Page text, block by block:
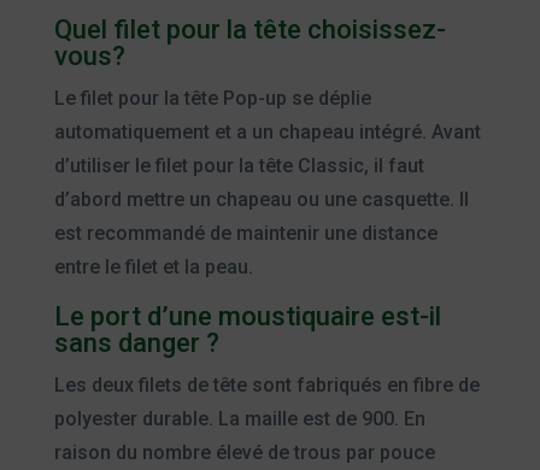
Quel filet pour la tête choisissez-
vous?
Le filet pour la tête Pop-up se déplie
automatiquement et a un chapeau intégré. Avant
d’utiliser le filet pour la tête Classic, il faut
d’abord mettre un chapeau ou une casquette. Il
est recommandé de maintenir une distance
entre le filet et la peau.
Le port d’une moustiquaire est-il
sans danger ?
Les deux filets de tête sont fabriqués en fibre de
polyester durable. La maille est de 900. En
raison du nombre élevé de trous par pouce